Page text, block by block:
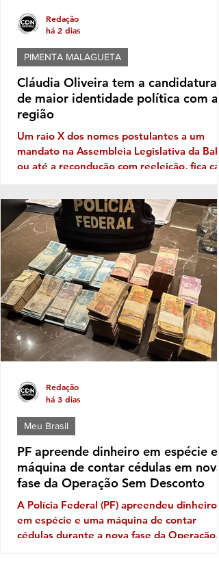
Cláudia Oliveira tem a candidatura
de maior identidade política com a
região
Um raio X dos nomes postulantes a um
mandato na Assembleia Legislativa da
ou até a recondução com reeleição, fica
Identidade com o eleitor de cada região.
território da Costa do Descobrimento, com
abrangência na Costa das Baleias, ou seja,
no grande Extremo Sul baiano, entre as
tantas candidaturas para ocupar uma vaga
de deputado (a) nas eleições de outubro
próximo a que mais aparece com solidez
política é a da deputada pessed
PIMENTA MALAGUETA
Redação
há 2 dias
PF apreende dinheiro em espécie e
máquina de contar cédulas em nova
fase da Operação Sem Desconto
A Polícia Federal (PF) apreendeu dinheiro
em espécie e uma máquina de contar
cédulas durante a nova fase da Operação
Meu Brasil
Redação
há 3 dias